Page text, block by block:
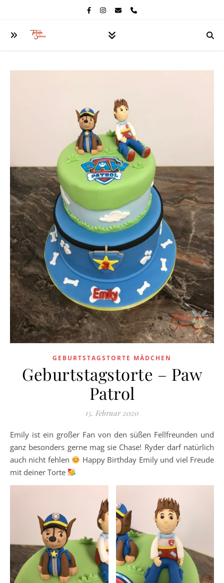
GEBURTSTAGSTORTE MÄDCHEN
Geburtstagstorte – Paw
Patrol
15. Februar 2020
Emily ist ein großer Fan von den süßen Fellfreunden und
ganz besonders gerne mag sie Chase! Ryder darf natürlich
auch nicht fehlen
Happy Birthday Emily und viel Freude
mit deiner Torte